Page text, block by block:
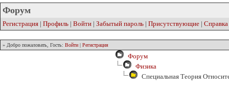
Форум
Регистрация | Профиль | Войти | Забытый пароль | Присутствующие | Справка
» Добро пожаловать, Гость: Войти | Регистрация
Форум
Физика
Специальная Теория